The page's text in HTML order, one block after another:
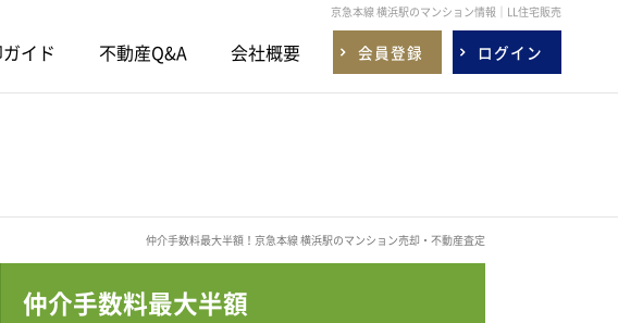
京急本線 横浜駅のマンション情報｜LL住宅販売
イド 不動産Q&A 会社概要 会員登録 ログイン
仲介手数料最大半額！京急本線 横浜駅のマンション売却・不動産査定
仲介手数料最大半額